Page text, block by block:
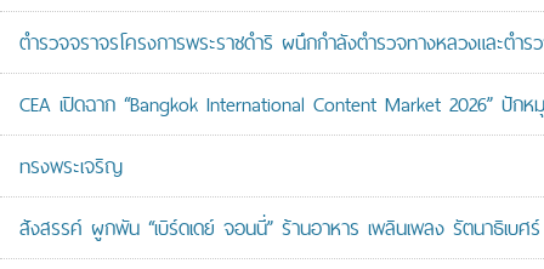
ตำรวจจราจรโครงการพระราชดำริ ผนึกกำลังตำรวจทางหลวงและตำ
CEA เปิดฉาก “Bangkok International Content Market 2026” ปั
ทรงพระเจริญ
สังสรรค์ ผูกพัน “เบิร์ดเดย์ จอนนี่” ร้านอาหาร เพลินเพลง รัตนาธิเบศ